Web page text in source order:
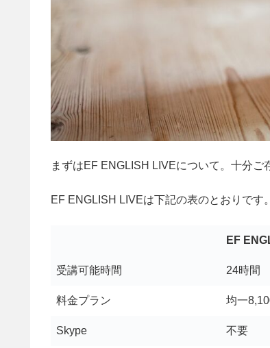
まずはEF ENGLISH LIVEについて。十分ご
EF ENGLISH LIVEは下記の表のとおりです。
EF
受講可能時間 24時間
料金プラン 均一
Skype 不要